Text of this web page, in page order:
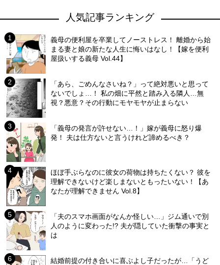
人気記事ランキング
義母の便利屋を卒業してノーストレス！ 離婚から始
まる妻と娘の新たな人生に悔いはなし！【嫁を便利
屋扱いする義母 Vol.44】
「あら、ごめんなさいね？」って絶対悪いと思って
ないでしょ…！ 私の畑に平然と踏み入る隣人…無
視？悪意？その行動にモヤモヤが止まらない
「義母の発言が許せない…！」嫁が義母に怒り爆
発！ 夫は仕方ないと言うけれど諦めるべき？
ほぼ手ぶらなのに彼女の荷物は持ちたくない？ 彼を
理解できないけど楽しまないともったいない！【あ
なたが理解できません Vol.8】
「夫のスマホ画面がなんか怪しい…」ジム通いで別
人のように変わった!? 夫が隠していた衝撃の事実と
は
結婚前提の付き合いに喜ぶよし子だったが…「うど